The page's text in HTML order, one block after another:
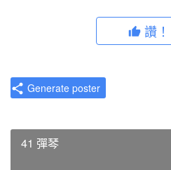
讚！
Generate poster
41 彈琴